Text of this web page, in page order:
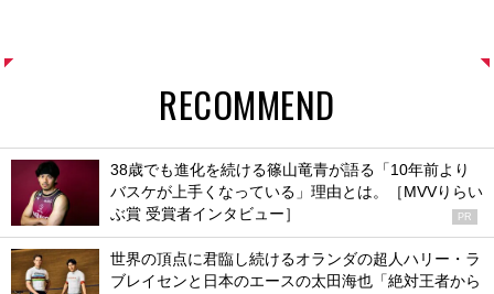
RECOMMEND
38歳でも進化を続ける篠山竜青が語る「10年前より
バスケが上手くなっている」理由とは。［MVVりらい
ぶ賞 受賞者インタビュー］
PR
世界の頂点に君臨し続けるオランダの超人ハリー・ラ
ブレイセンと日本のエースの太田海也「絶対王者から